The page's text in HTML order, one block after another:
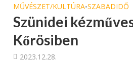
MŰVÉSZET/KULTÚRA•SZABADIDŐ
Szünidei
Kőrösiben
2023.12.28.